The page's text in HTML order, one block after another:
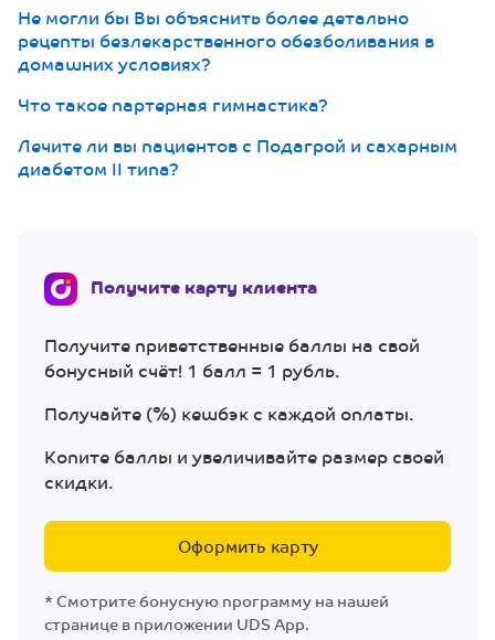
Получите карту клиента
Получите приветственные баллы на свой
бонусный счёт! 1 балл = 1 рубль.
Получайте (%) кешбэк с каждой оплаты.
Копите баллы и увеличивайте размер своей
скидки.
Оформить карту
* Смотрите бонусную программу на нашей
странице в приложении UDS App.
Не могли бы Вы объяснить более детально
рецепты безлекарственного обезболивания в
домашних условиях?
Что такое партерная гимнастика?
Лечите ли вы пациентов с Подагрой и сахарным
диабетом II типа?